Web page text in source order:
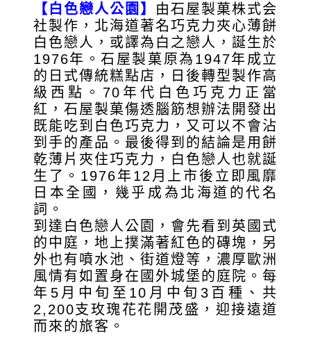
【白色戀人公園】 由石屋製菓株式会
社製作，北海道著名巧克力夾心薄餅
白色戀人，或譯為白之戀人，誕生於
1976年。石屋製菓原為1947年成立
的日式傳統糕點店，日後轉型製作高
級西點。70年代白色巧克力正當
紅，石屋製菓傷透腦筋想辦法開發出
既能吃到白色巧克力，又可以不會沾
到手的產品。最後得到的結論是用餅
乾薄片夾住巧克力，白色戀人也就誕
生了。1976年12月上市後立即風靡
日本全國，幾乎成為北海道的代名
詞。
到達白色戀人公園，會先看到英國式
的中庭，地上撲滿著紅色的磚塊，另
外也有噴水池、街道燈等，濃厚歐洲
風情有如置身在國外城堡的庭院。每
年5月中旬至10月中旬3百種、共
2,200支玫瑰花花開茂盛，迎接遠道
而來的旅客。